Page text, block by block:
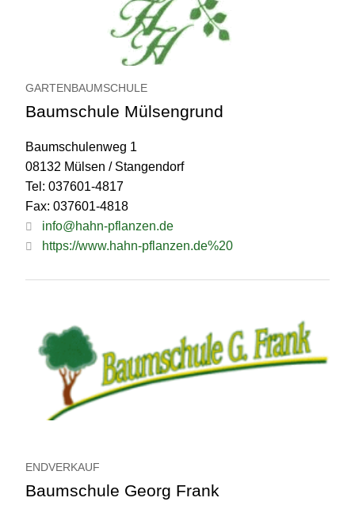
GARTENBAUMSCHULE
Baumschule Mülsengrund
Baumschulenweg 1
08132 Mülsen / Stangendorf
Tel: 037601-4817
Fax: 037601-4818
info@hahn-pflanzen.de
https://www.hahn-pflanzen.de%20
ENDVERKAUF
Baumschule Georg Frank